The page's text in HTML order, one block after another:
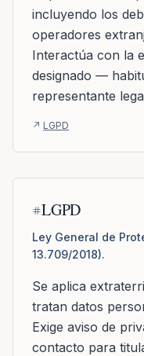
incluyendo los
operadores
Interactúa con la
designado —
representante
↗ LGPD
LGPD
Ley General de
13.709/2018).
Se aplica
tratan datos
Exige aviso de
contacto para